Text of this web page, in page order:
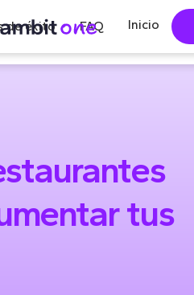
de éxito FAQ Inicio
tus